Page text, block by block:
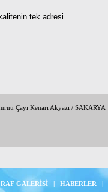
tek adresi...
Çayı Kenarı Akyazı / SAKARYA
GALERİSİ| HABERLER |